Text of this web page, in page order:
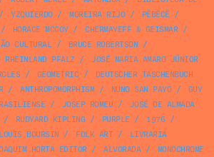
YZQUIERDO/ MOREIRA RIJO/ PÊBÊCÊ /
HORACE MCCOY/ CHERMAYEFF & GEISMAR/
CULTURAL/ BRUCE ROBERTSON /
RHEINLAND PFALZ /
JOSÉ MARIA AMARO JÚNIOR
/ GEOMETRIC /
DEUTSCHER TASCHENBUCH
/ ANTHROPOMORPHISM/ NUNO SAN PAYO/
GUY
/ JOSEP ROMEU /
JOSÉ DE ALMADA
/ RUDYARD KIPLING / PURPLE / 1976 /
BOURSIN / FOLK ART/
LIVRARIA
HORTA EDITOR/ ALVORADA/
MONOCHROME